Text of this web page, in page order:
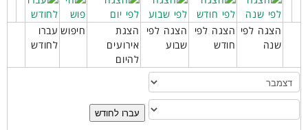
הצגה לפי
שנה
הצגה לפי
חודש
הצגה לפי
שבוע
הצגת
אירועים
להיום
חיפוש עברו
לחודש
עברו לחודש